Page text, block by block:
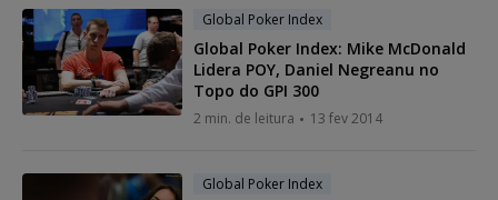
Global Poker Index
Global Poker Index: Mike McDonald
Lidera POY, Daniel Negreanu no
Topo do GPI 300
2 min. de leitura 13 fev 2014
Global Poker Index